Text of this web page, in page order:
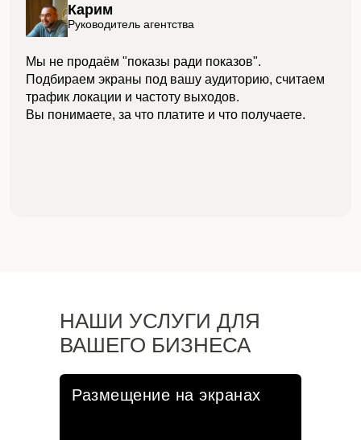
Карим
Руководитель агентства
Мы не продаём "показы ради показов".
Подбираем экраны под вашу аудиторию, считаем
трафик локации и частоту выходов.
Вы понимаете, за что платите и что получаете.
НАШИ УСЛУГИ ДЛЯ
ВАШЕГО БИЗНЕСА
Размещение на экранах